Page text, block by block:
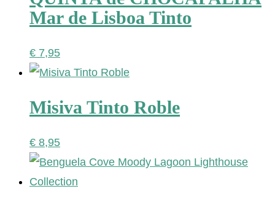
Mar de Lisboa Tinto
€ 7,95
Misiva Tinto Roble
€ 8,95